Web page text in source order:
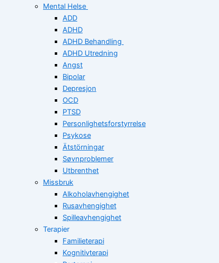
Mental Helse
ADD
ADHD
ADHD Behandling
ADHD Utredning
Angst
Bipolar
Depresjon
OCD
PTSD
Personlighetsforstyrrelse
Psykose
Ätstörningar
Søvnproblemer
Utbrenthet
Missbruk
Alkoholavhengighet
Rusavhengighet
Spilleavhengighet
Terapier
Familieterapi
Kognitivterapi